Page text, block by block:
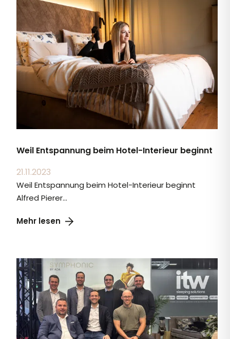
Weil Entspannung beim Hotel-Interieur beginnt
21.11.2023
Weil Entspannung beim Hotel-Interieur beginnt
Alfred Pierer...